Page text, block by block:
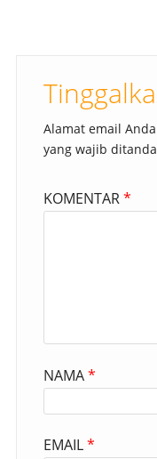
Alamat email
yang wajib
KOMENTAR*
NAMA*
EMAIL*